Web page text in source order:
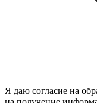
Я даю согласие на